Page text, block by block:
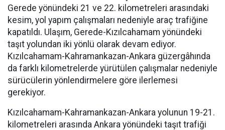
Gerede yönündeki 21 ve 22. kilometreleri arasındaki
kesim, yol yapım çalışmaları nedeniyle araç trafiğine
kapatıldı. Ulaşım, Gerede-Kızılcahamam yönündeki
taşıt yolundan iki yönlü olarak devam ediyor.
Kızılcahamam-Kahramankazan-Ankara güzergâhında
da farklı kilometrelerde yürütülen çalışmalar nedeniyle
sürücülerin yönlendirmelere göre ilerlemesi
gerekiyor.
Kızılcahamam-Kahramankazan-Ankara yolunun 19-21.
kilometreleri arasında Ankara yönündeki taşıt trafiği